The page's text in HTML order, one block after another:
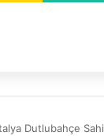
Dutlubahçe